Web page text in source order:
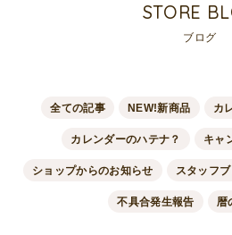
STORE
ブログ
全ての記事 NEW!新商品 カ
カレンダーのハテナ？ キャ
ショップからのお知らせ スタッフ
不具合発生報告 暦